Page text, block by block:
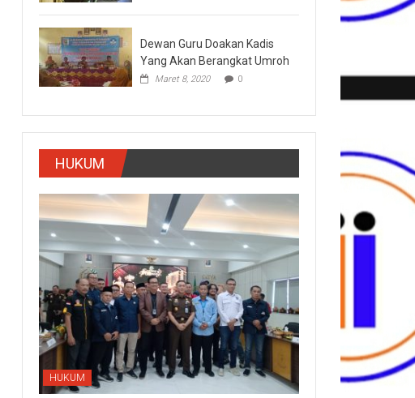
Dewan Guru Doakan Kadis
Yang Akan Berangkat Umroh
Maret 8, 2020 0
HUKUM
HUKUM